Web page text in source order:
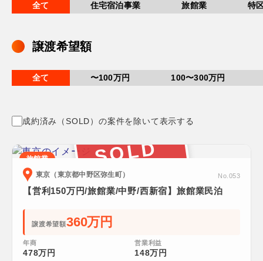
全て 住宅宿泊事業 旅館業 特
譲渡希望額
全て 〜100万円 100〜300万円
成約済み（SOLD）の案件を除いて表示する
SOLD
旅館業
東京（東京都中野区弥生町）
No.053
【営利150万円/旅館業/中野/西新宿】旅館業民泊
譲渡希望額360万円
年商
478万円
営業利益
148万円